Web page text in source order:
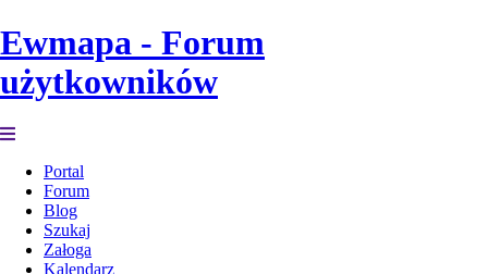
Ewmapa - Forum
użytkowników
Portal
Forum
Blog
Szukaj
Załoga
Kalendarz